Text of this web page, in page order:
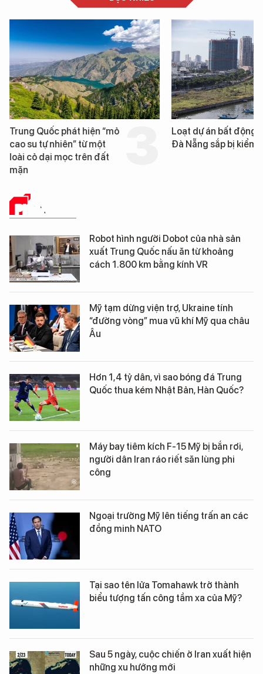
Trung Quốc phát hiện “mỏ
cao su tự nhiên” từ một
loài cỏ dại mọc trên đất
mặn
Loạt dự án bất động
Đà Nẵng sắp bị kiểm
PHÂN TÍCH
Robot hình người Dobot của nhà sản
xuất Trung Quốc nấu ăn từ khoảng
cách 1.800 km bằng kính VR
Mỹ tạm dừng viện trợ, Ukraine tính
“đường vòng” mua vũ khí Mỹ qua châu
Âu
Hơn 1,4 tỷ dân, vì sao bóng đá Trung
Quốc thua kém Nhật Bản, Hàn Quốc?
Máy bay tiêm kích F-15 Mỹ bị bắn rơi,
người dân Iran ráo riết săn lùng phi
công
Ngoại trưởng Mỹ lên tiếng trấn an các
đồng minh NATO
Tại sao tên lửa Tomahawk trở thành
biểu tượng tấn công tầm xa của Mỹ?
Sau 5 ngày, cuộc chiến ở Iran xuất hiện
những xu hướng mới